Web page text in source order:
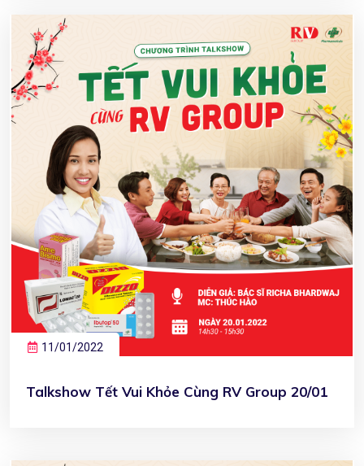
11/01/2022
Talkshow Tết Vui Khỏe Cùng RV Group 20/01